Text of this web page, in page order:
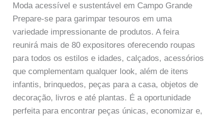
Moda acessível e sustentável em Campo Grande
Prepare-se para garimpar tesouros em uma
variedade impressionante de produtos. A feira
reunirá mais de 80 expositores oferecendo roupas
para todos os estilos e idades, calçados, acessórios
que complementam qualquer look, além de itens
infantis, brinquedos, peças para a casa, objetos de
decoração, livros e até plantas. É a oportunidade
perfeita para encontrar peças únicas, economizar e,